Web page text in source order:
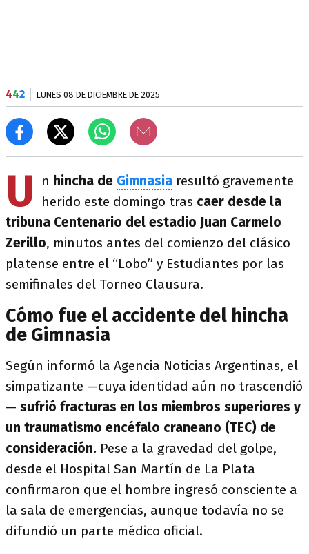
442 LUNES 08 DE DICIEMBRE DE 2025
U n hincha de Gimnasia resultó gravemente
herido este domingo tras caer desde la
tribuna Centenario del estadio Juan Carmelo
Zerillo, minutos antes del comienzo del clásico
platense entre el “Lobo” y Estudiantes por las
semifinales del Torneo Clausura.
Cómo fue el accidente del hincha
de Gimnasia
Según informó la Agencia Noticias Argentinas, el
simpatizante —cuya identidad aún no trascendió
— sufrió fracturas en los miembros superiores y
un traumatismo encéfalo craneano (TEC) de
consideración. Pese a la gravedad del golpe,
desde el Hospital San Martín de La Plata
confirmaron que el hombre ingresó consciente a
la sala de emergencias, aunque todavía no se
difundió un parte médico oficial.